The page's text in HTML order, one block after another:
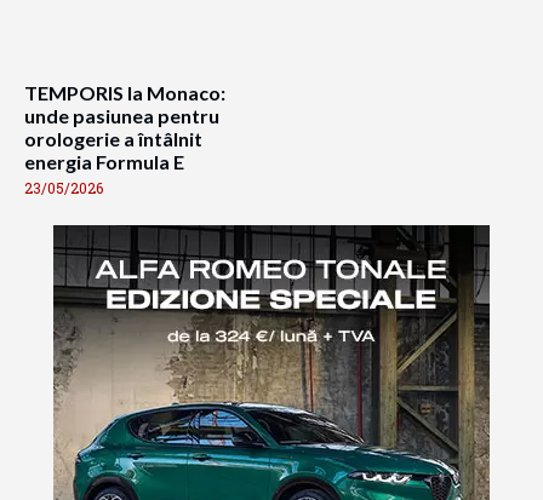
TEMPORIS la Monaco:
unde pasiunea pentru
orologerie a întâlnit
energia Formula E
23/05/2026